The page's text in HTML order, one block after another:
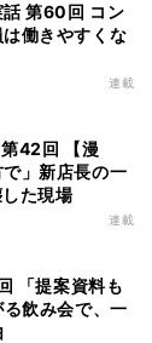
話 第60回 コン
働きやすくな
連載
42回 【漫
」新店長の一
た現場
連載
「提案資料も
飲み会で、一